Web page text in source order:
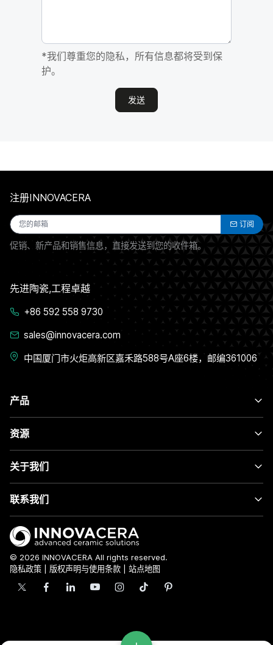
*我们尊重您的隐私，所有信息都将受到保
护。
发送
产品
资源
关于我们
联系我们
注册INNOVACERA
订阅
促销、新产品和销售信息，直接发送到您的收件箱。
先进陶瓷,工程卓越
+86 592 558 9730
sales@innovacera.com
中国厦门市火炬高新区嘉禾路588号A座6楼，邮编361006
© 2026 INNOVACERA All rights reserved.
隐私政策
版权声明与使用条款 站点地图